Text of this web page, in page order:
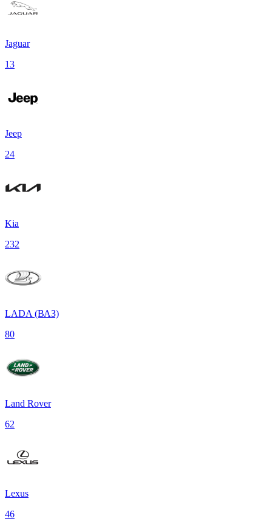
Jaguar
13
Jeep
24
Kia
232
LADA (ВАЗ)
80
Land Rover
62
Lexus
46